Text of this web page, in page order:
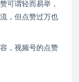
可谓轻而易举，
，但点赞过万也
，视频号的点赞